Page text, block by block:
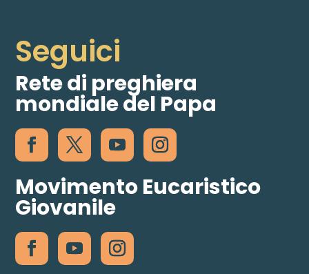
Seguici
Rete di preghiera
mondiale del Papa
Movimento Eucaristico
Giovanile